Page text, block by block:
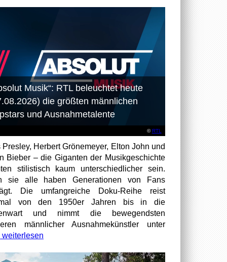
©RTL
Musik“: RTL beleuchtet heute
die größten männlichen
und Ausnahmetalente
Presley, Herbert Grönemeyer, Elton John und
Bieber – die Giganten der Musikgeschichte
stilistisch kaum unterschiedlicher sein.
sie alle haben Generationen von Fans
Die umfangreiche Doku-Reihe reist
von den 1950er Jahren bis in die
und nimmt die bewegendsten
männlicher Ausnahmekünstler unter
weiterlesen